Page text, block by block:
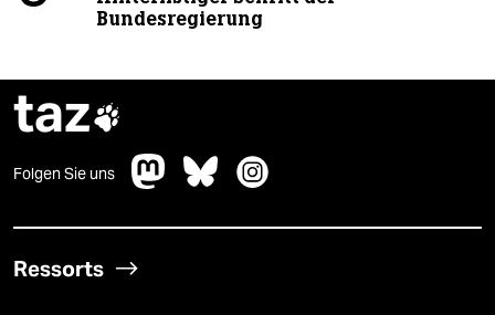
Bundesregierung
taz
Folgen Sie uns
Ressorts